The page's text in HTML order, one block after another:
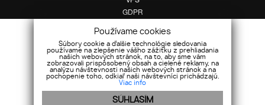
Používame cookies
Súbory cookie a ďalšie technológie sledovania
používame na zlepšenie vášho zážitku z prehliadania
našich webových stránok, na to, aby sme vám
zobrazovali prispôsobený obsah a cielené reklamy, na
analýzu návštevnosti našich webových stránok a na
pochopenie toho, odkiaľ naši návštevníci prichádzajú.
Viac info
SÚHLASÍM
GDPR
info@bosen.sk